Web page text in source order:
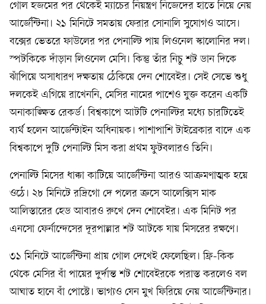
গোল হজমের পর থেকেই ম্যাচের নিয়ন্ত্রণ নিজেদের হাতে নিয়ে নেয়
আর্জেন্টিনা। ২১ মিনিটে সমতায় ফেরার সোনালি সুযোগও আসে।
বক্সের ভেতরে ফাউলের পর পেনাল্টি পায় লিওনেল স্কালোনির দল।
স্পটকিকে দাঁড়ান লিওনেল মেসি। কিন্তু তাঁর নিচু শট ডান দিকে
ঝাঁপিয়ে অসাধারণ দক্ষতায় ঠেকিয়ে দেন শোবেইর। সেই সেভে শুধু
দলকেই এগিয়ে রাখেননি, মেসির নামের পাশেও যুক্ত করেন একটি
অনাকাঙ্ক্ষিত রেকর্ড। বিশ্বকাপে আটটি পেনাল্টির মধ্যে চারটিতেই
ব্যর্থ হলেন আর্জেন্টাইন অধিনায়ক। পাশাপাশি টাইব্রেকার বাদে এক
বিশ্বকাপে দুটি পেনাল্টি মিস করা প্রথম ফুটবলারও তিনি।
পেনাল্টি মিসের ধাক্কা কাটিয়ে আর্জেন্টিনা আরও আক্রমণাত্মক হয়ে
ওঠে। ২৮ মিনিটে রদ্রিগো দে পলের ক্রসে আলেক্সিস মাক
আলিস্তারের হেড আবারও রুখে দেন শোবেইর। এক মিনিট পর
এনসো ফের্নান্দেসের দূরপাল্লার শট আটকে যায় মিসরের রক্ষণে।
৩১ মিনিটে আর্জেন্টিনা প্রায় গোল দেখেই ফেলেছিল। ফ্রি-কিক
থেকে মেসির বাঁ পায়ের দুর্দান্ত শট শোবেইরকে পরাস্ত করলেও বল
আঘাত হানে বাঁ পোস্টে। ভাগ্যও যেন মুখ ফিরিয়ে নেয় আর্জেন্টিনার।